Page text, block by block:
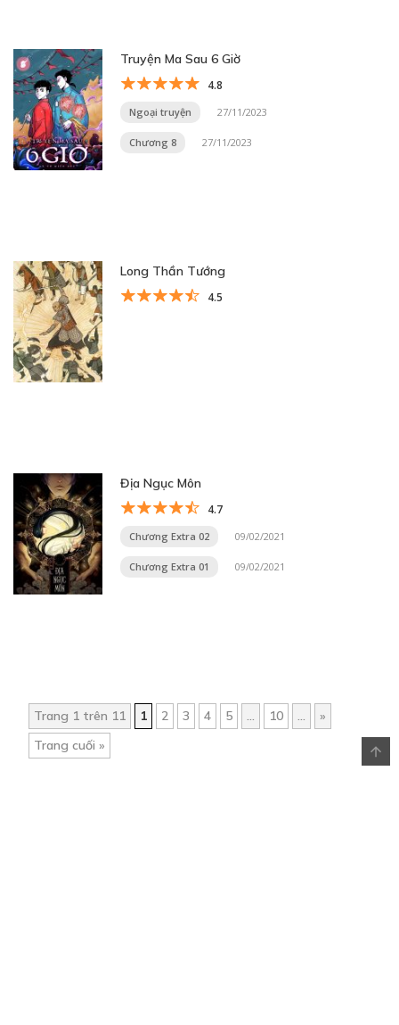
Truyện Ma Sau 6 Giờ
4.8
Ngoại truyện 27/11/2023
Chương 8 27/11/2023
Long Thần Tướng
4.5
Địa Ngục Môn
4.7
Chương Extra 02 09/02/2021
Chương Extra 01 09/02/2021
Trang 1 trên 11 1 2 3 4 5 ... 10 ...
»
Trang cuối »